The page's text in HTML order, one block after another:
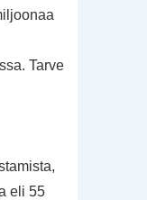
Tarve
eli 55